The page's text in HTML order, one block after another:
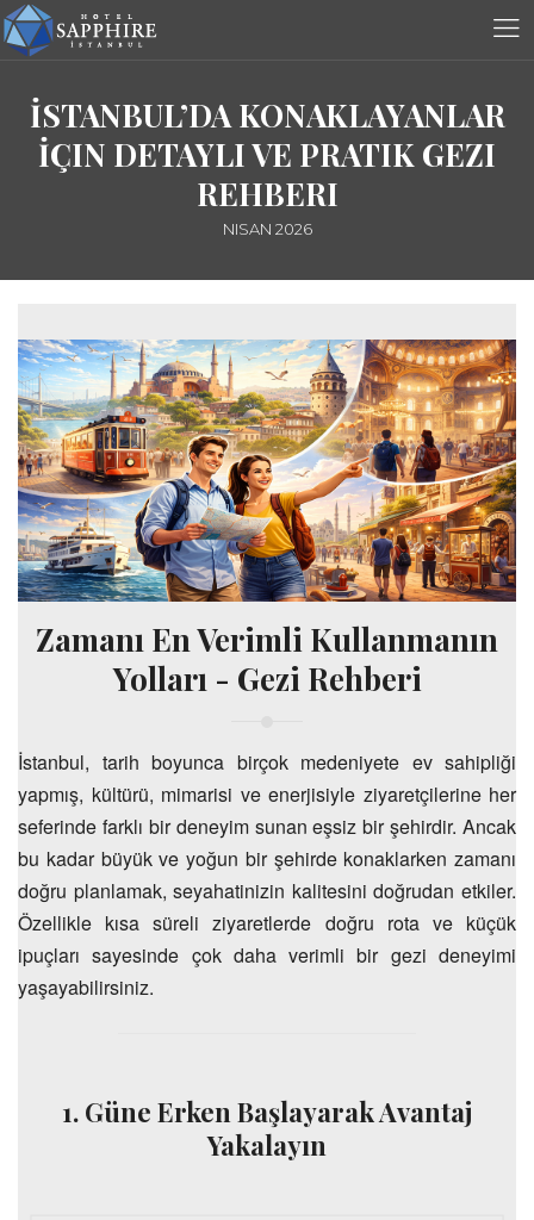
İSTANBUL’DA KONAKLAYANLAR
İÇIN DETAYLI VE PRATIK GEZI
REHBERI
NISAN 2026
Zamanı En Verimli Kullanmanın
Yolları - Gezi Rehberi
İstanbul, tarih boyunca birçok medeniyete ev sahipliği
yapmış, kültürü, mimarisi ve enerjisiyle ziyaretçilerine her
seferinde farklı bir deneyim sunan eşsiz bir şehirdir. Ancak
bu kadar büyük ve yoğun bir şehirde konaklarken zamanı
doğru planlamak, seyahatinizin kalitesini doğrudan etkiler.
Özellikle kısa süreli ziyaretlerde doğru rota ve küçük
ipuçları sayesinde çok daha verimli bir gezi deneyimi
yaşayabilirsiniz.
1. Güne Erken Başlayarak Avantaj
Yakalayın